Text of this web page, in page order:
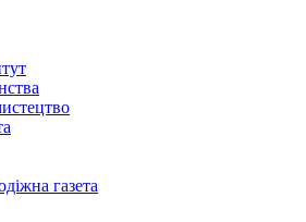
газета